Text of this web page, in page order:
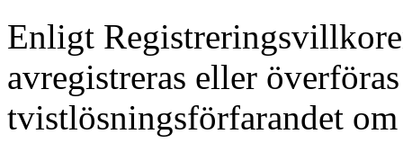
Enligt
avregistreras eller
tvistlösningsförfarandet om